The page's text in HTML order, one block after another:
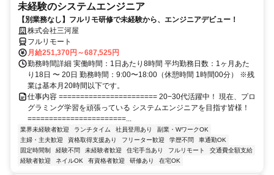
未経験のシステムエンジニア
【別業務なし】フルリモ研修で未経験から、エンジニアデビュー！
株式会社三河屋
フルリモート
月給251,370円～687,525円
勤務時間詳細 実働時間：1日あたり8時間 平均勤務日数：1ヶ月あた
り18日 〜 20日 勤務時間：9:00〜18:00（休憩時間 1時間00分） ※残
業は基本月20時間以下です。
仕事内容 ======================= 20−30代活躍中！ 現在、プロ
グラミング学習を頑張っている システムエンジニアを目指す皆様！
=======================...
業界未経験者歓迎 ランチタイム 社員登用あり
副業・WワークOK
主婦・主夫歓迎
資格取得支援あり フリーター歓迎 学歴不問
車通勤OK
固定時間制
経験不問 未経験者歓迎 住宅手当あり フルリモート
交通費全額支給
経験者歓迎
ネイルOK 有資格者歓迎 研修あり 在宅OK